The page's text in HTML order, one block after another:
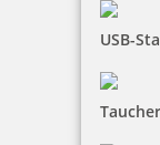
USB-